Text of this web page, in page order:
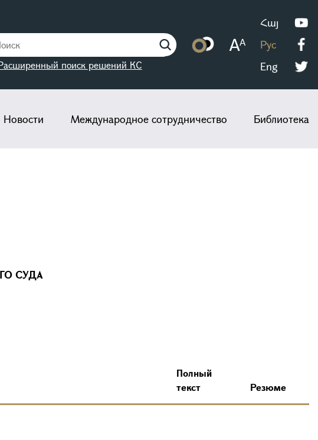
поиск решений КС
Հայ
Рус
Eng
Новости Международное сотрудничество Библиотека
СУДА
Полный
текст
Резюме